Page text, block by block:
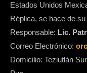
Estados Unidos
Réplica, se hace de
Responsable: Lic.
Correo Electrónico:
Domicilio: Teziutlán